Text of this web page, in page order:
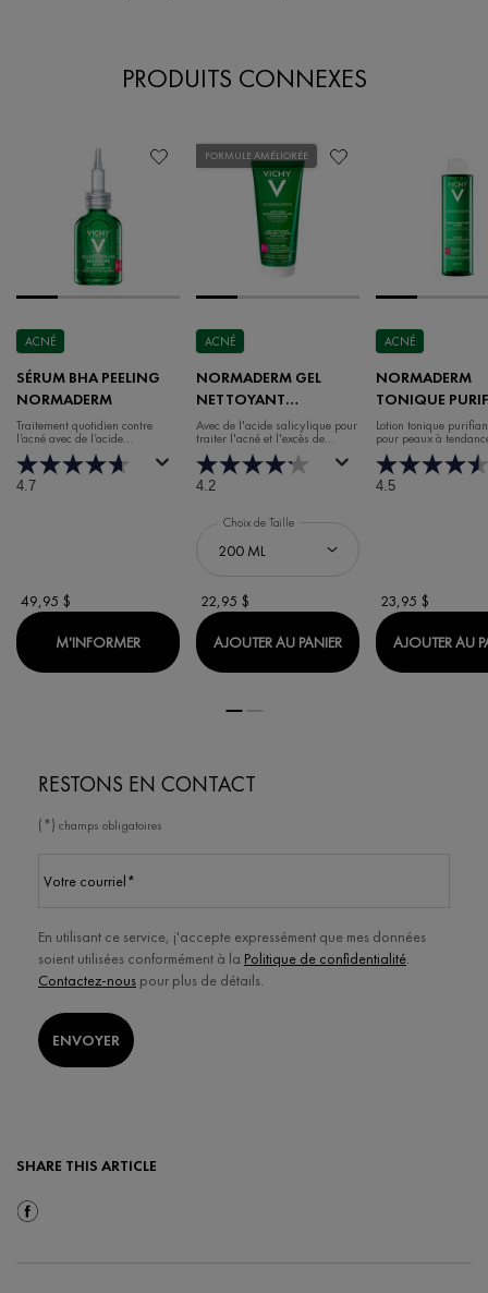
PRODUITS CONNEXES
ACNÉ
SÉRUM BHA PEELING
NORMADERM
Traitement quotidien contre
l’acné avec de l’acide
salicylique, de l’acide
glycolique et des probiotiques
4.7
49,95 $
M'INFORMER WHEN THE SÉRUM BHA PEELING NORMADERM IS
FORMULE AMÉLIORÉE
ACNÉ
NORMADERM GEL
NETTOYANT
PURIFIANT INTENSIF
ANTI-ACNÉ
Avec de l'acide salicylique pour
traiter l'acné et l'excès de
sébum
4.2
Choix de Taille
22,95 $
AJOUTER AU PANIER NORMADERM GEL
ACNÉ
NORMADERM
TONIQUE
Lotion tonique
pour peaux à
acnéique
4.5
23,95 $
AJOUTER AU
RESTONS EN CONTACT
(*) champs obligatoires
Votre courriel*
En utilisant ce service, j'accepte expressément que mes données
soient utilisées conformément à la Politique de confidentialité.
Contactez-nous pour plus de détails.
ENVOYER
SHARE THIS ARTICLE
Share On Facebook